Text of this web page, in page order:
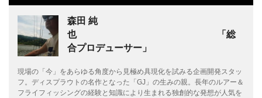
森田 純
也 「総
合プロデューサー」
現場の「今」をあらゆる角度から見極め具現化を試みる企画開発スタッ
フ。ディスプラウトの名作となった「GJ」の生みの親。長年のルアー＆
フライフィッシングの経験と知識により生まれる独創的な発想が人気を